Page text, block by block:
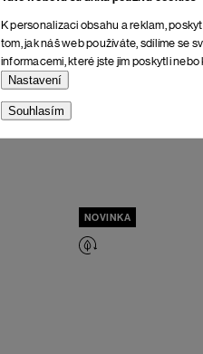
K personalizaci obsahu a reklam,
tom, jak náš web používáte, sdílíme se
informacemi, které jste jim poskytli
Nastavení
Souhlasím
NOVINKA